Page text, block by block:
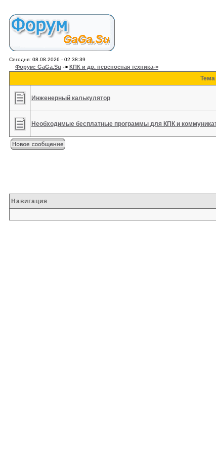
Сегодня: 08.08.2026 - 02:38:39
Форум: GaGa.Su -> КПК и др. переносная техника->
Тема
Инженерный калькулятор
Необходимые бесплатные программы для КПК и
Навигация